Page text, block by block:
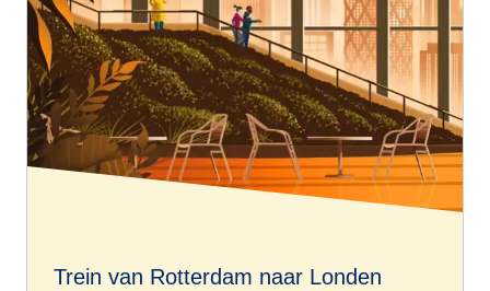
Trein van Rotterdam naar Londen